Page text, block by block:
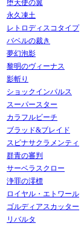
堕天使の翼
永久凍土
レトロディスコタイプ
バベルの裁き
夢幻泡影
黎明のヴィーナス
影斬り
ショックインパルス
スーパースター
カラフルビーチ
ブラッド&ブレイド
スピナサクラメンティ
群青の審判
サーベラスクロー
浄罪の澪標
ロイヤル・エトワール
ゴルディアスカッター
リバルタ